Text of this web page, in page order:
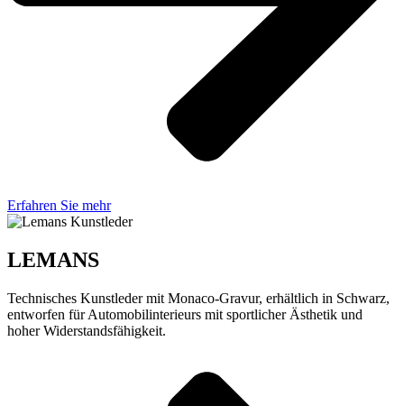
Erfahren Sie mehr
LEMANS
Technisches Kunstleder mit Monaco-Gravur, erhältlich in Schwarz,
entworfen für Automobilinterieurs mit sportlicher Ästhetik und
hoher Widerstandsfähigkeit.